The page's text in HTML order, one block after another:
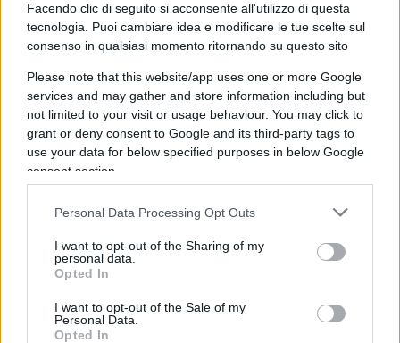
Facendo clic di seguito si acconsente all'utilizzo di questa
tecnologia. Puoi cambiare idea e modificare le tue scelte sul
consenso in qualsiasi momento ritornando su questo sito
Please note that this website/app uses one or more Google
services and may gather and store information including but
not limited to your visit or usage behaviour. You may click to
grant or deny consent to Google and its third-party tags to
use your data for below specified purposes in below Google
consent section.
Personal Data Processing Opt Outs
I want to opt-out of the Sharing of my
personal data.
Opted In
I want to opt-out of the Sale of my
Personal Data.
Opted In
Lorenzo Maggi, 6 agosto 2026
Forze dell’ordine, le regole
operative chiare sono il vero
scudo penale
Ecco la strada per impedire che ogni intervento
venga giudicato comodamente con il senno di poi